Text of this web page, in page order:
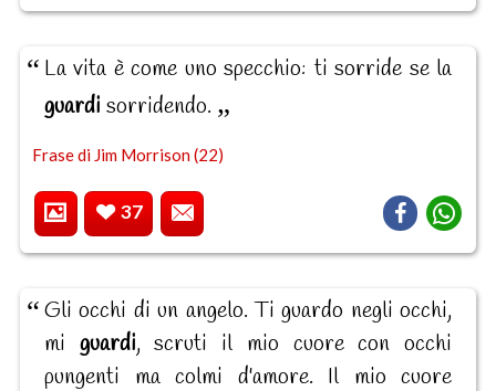
La vita è come uno specchio: ti sorride se la
guardi sorridendo.
Frase di Jim Morrison (22)
37
Gli occhi di un angelo. Ti guardo negli occhi,
mi guardi, scruti il mio cuore con occhi
pungenti ma colmi d'amore. Il mio cuore